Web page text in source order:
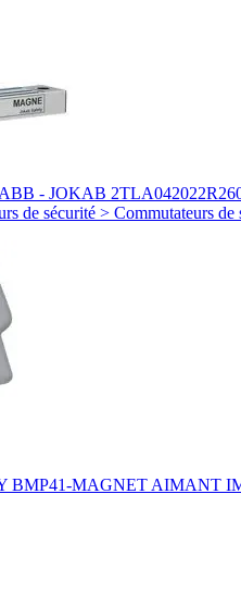
- JOKAB
de sécurité > Commutateurs
MAGNET AIMANT